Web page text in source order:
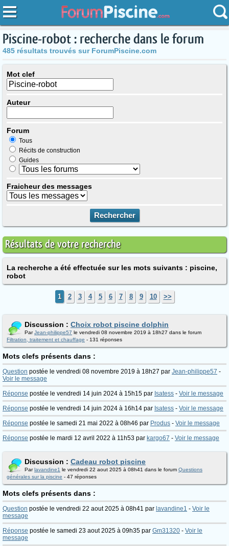
Piscine-robot : recherche dans le forum
485 résultats trouvés sur ForumPiscine.com
Mot clef
Auteur
Forum
Tous
Récits de construction
Guides
Fraicheur des messages
Résultats de votre recherche
La recherche a été effectuée sur les mots suivants : piscine,
robot
1 2 3 4 5 6 7 8 9 10 >>
Discussion : Choix robot piscine dolphin
ParJean-philippe57 le vendredi 08 novembre 2019 à 18h27 dans le forum
Filtration, traitement et chauffage - 131 réponses
Mots clefs présents dans :
Question postée le vendredi 08 novembre 2019 à 18h27 par Jean-philippe57 -
Voir le message
Réponse postée le vendredi 14 juin 2024 à 15h15 par Isatess - Voir le message
Réponse postée le vendredi 14 juin 2024 à 16h14 par Isatess - Voir le message
Réponse postée le samedi 21 mai 2022 à 08h46 par Produs - Voir le message
Réponse postée le mardi 12 avril 2022 à 11h53 par kargo67 - Voir le message
Discussion : Cadeau robot piscine
Parlavandine1 le vendredi 22 aout 2025 à 08h41 dans le forum Questions
générales sur la piscine - 47 réponses
Mots clefs présents dans :
Question postée le vendredi 22 aout 2025 à 08h41 par lavandine1 - Voir le
message
Réponse postée le samedi 23 aout 2025 à 09h35 par Gm31320 - Voir le
message